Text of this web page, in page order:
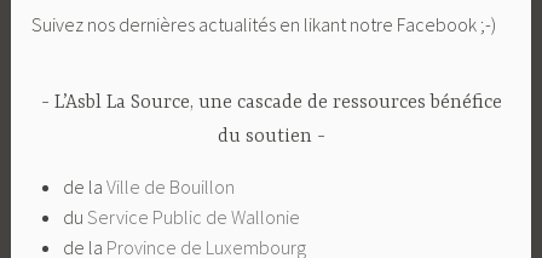
Suivez nos dernières actualités en likant notre Facebook ;-)
L’Asbl La Source, une cascade de ressources bénéfice
du soutien
de la Ville de Bouillon
du Service Public de Wallonie
de la Province de Luxembourg